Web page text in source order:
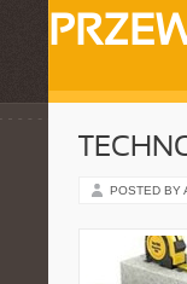
POSTED BY